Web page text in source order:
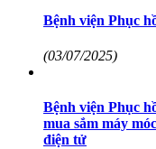
Bệnh viện Phục
(03/07/2025)
Bệnh viện Phục
mua sắm máy
điện tử